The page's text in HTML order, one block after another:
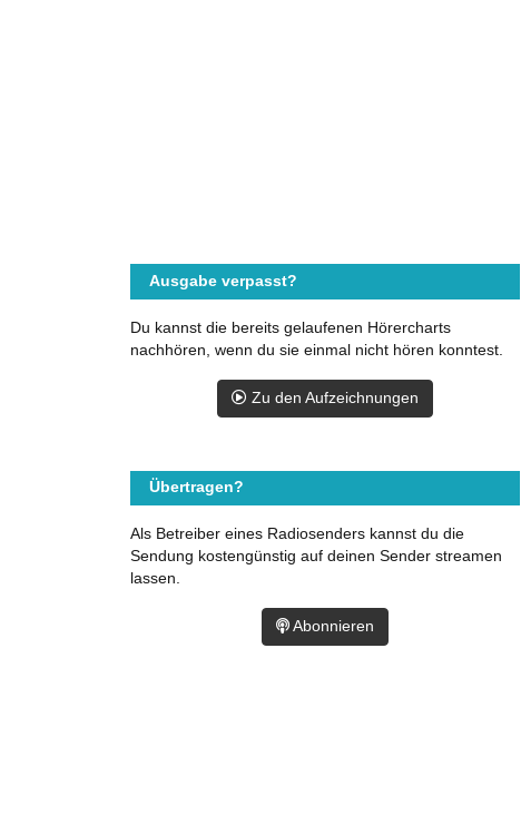
Ausgabe verpasst?
Du kannst die bereits gelaufenen Hörercharts
nachhören, wenn du sie einmal nicht hören konntest.
Zu den Aufzeichnungen
Übertragen?
Als Betreiber eines Radiosenders kannst du die
Sendung kostengünstig auf deinen Sender streamen
lassen.
Abonnieren